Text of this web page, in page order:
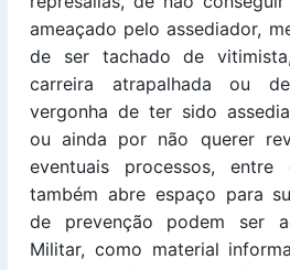
ameaçado pelo assediador,
de ser tachado de
carreira atrapalhada ou
vergonha de ter sido
ou ainda por não querer
eventuais processos,
também abre espaço para
de prevenção podem ser
Militar, como material